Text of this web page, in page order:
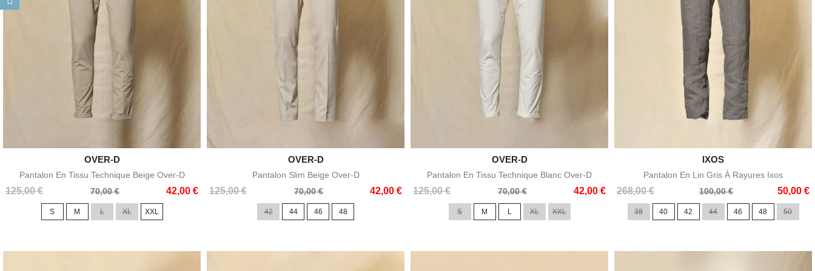
Aperçu rapide
OVER-D
Pantalon En Tissu Technique Beige Over-D
125,00 €
Prix
70,00 € 42,00 €
Prix
S M L XL XXL
Aperçu rapide
OVER-D
Pantalon Slim Beige Over-D
125,00 €
Prix
70,00 € 42,00 €
Prix
42 44 46 48
Aperçu rapide
OVER-D
Pantalon En Tissu Technique Blanc Over-D
125,00 €
Prix
70,00 € 42,00 €
Prix
S M L XL XXL
Aperçu rapide
IXOS
Pantalon En Lin Gris À Rayures Ixos
268,00 €
Prix
base
100,00 € 50,00 €
Prix
38 40 42 44 46 48 50